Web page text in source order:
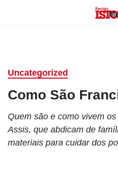
Uncategorized
Como São
Quem são e como vivem
Assis, que abdicam de
materiais para cuidar dos